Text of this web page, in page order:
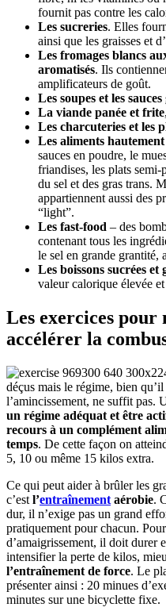
fournit pas contre les
Les sucreries. Elles
ainsi que les graisses et
Les fromages blancs
aromatisés. Ils
amplificateurs de goût.
Les soupes et les sauces
La viande panée et frite
Les charcuteries et les
Les aliments
sauces en poudre, le
friandises, les plats semi-
du sel et des gras trans.
appartiennent aussi des
“light”.
Les fast-food – des
contenant tous les
le sel en grande grantité,
Les boissons sucrées et
valeur calorique élevée
Les exercices
accélérer la
déçus mais le régime, bien
l’amincissement, ne suffit pas.
un régime adéquat et être
recours à un complément
temps. De cette façon on
5, 10 ou même 15 kilos extra.
Ce qui peut aider à brûler les
c’est l’entraînement aérobie.
dur, il n’exige pas un grand
pratiquement pour chacun.
d’amaigrissement, il doit durer
intensifier la perte de kilos,
l’entraînement de force. Le
présenter ainsi : 20 minues
minutes sur une bicyclette fixe.